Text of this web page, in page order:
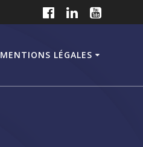
MENTIONS LÉGALES